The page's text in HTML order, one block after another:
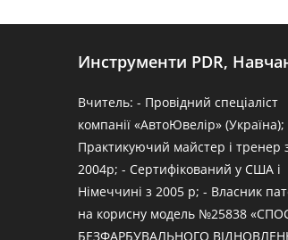
Инструменти PDR,
Вчитель: - Провідний спеціаліст
компанії «АвтоЮвелір» (Україна);
Практикуючий майстер і тренер
2004р; - Сертифікований у США і
Німеччині з 2005 р; - Власник
на корисну модель №25838
БЕЗФАРБУВАЛЬНОГО